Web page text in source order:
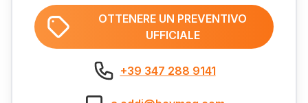
OTTENERE UN PREVENTIVO
UFFICIALE
+39 347 288 9141